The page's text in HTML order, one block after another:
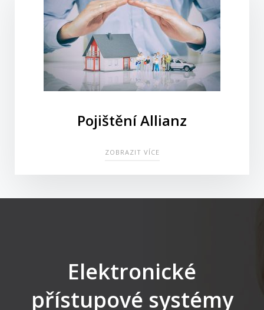
Pojištění Allianz
ZOBRAZIT VÍCE
Elektronické
přístupové systémy